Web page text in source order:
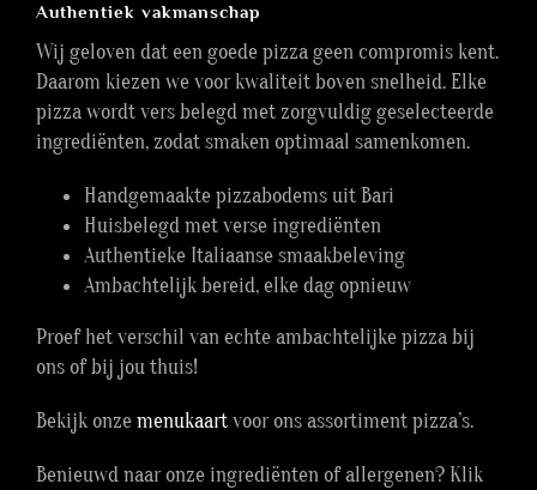
Authentiek vakmanschap
Wij geloven dat een goede pizza geen compromis kent.
Daarom kiezen we voor kwaliteit boven snelheid. Elke
pizza wordt vers belegd met zorgvuldig geselecteerde
ingrediënten, zodat smaken optimaal samenkomen.
Handgemaakte pizzabodems uit Bari
Huisbelegd met verse ingrediënten
Authentieke Italiaanse smaakbeleving
Ambachtelijk bereid, elke dag opnieuw
Proef het verschil van echte ambachtelijke pizza bij
ons of bij jou thuis!
Bekijk onzemenukaartvoor ons assortiment pizza’s.
Benieuwd naar onze ingrediënten of allergenen? Klik